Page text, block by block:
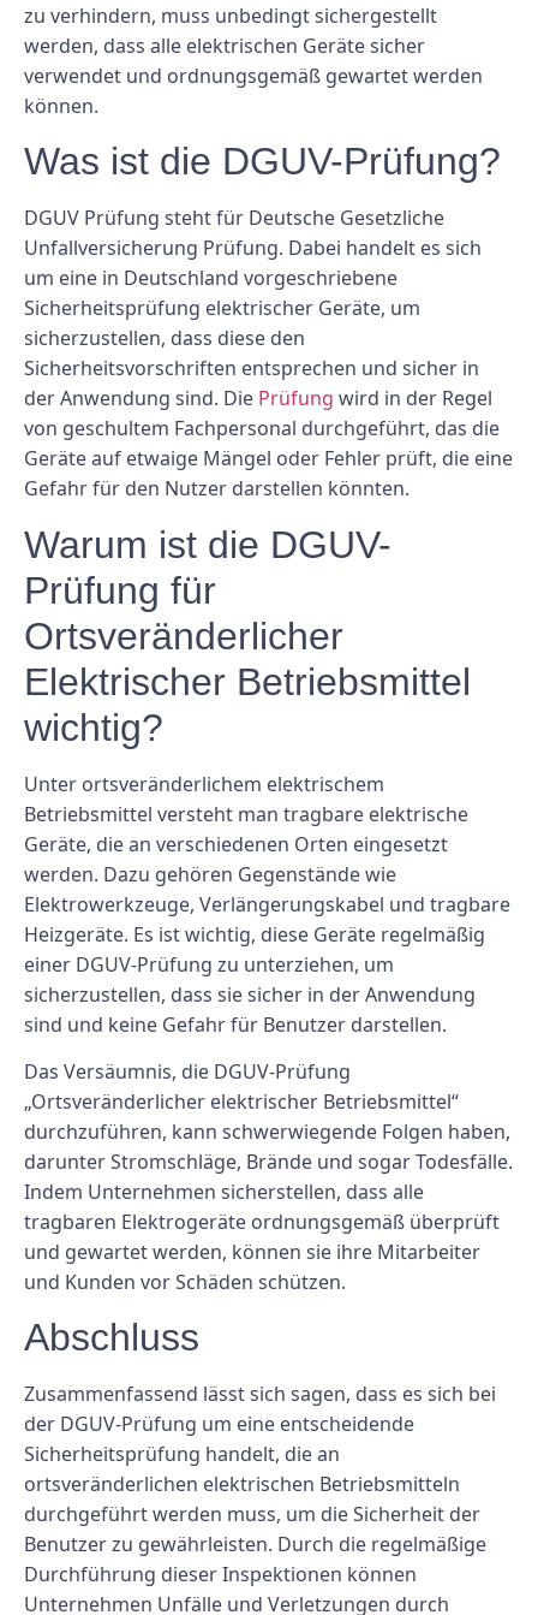
zu verhindern, muss unbedingt sichergestellt
werden, dass alle elektrischen Geräte sicher
verwendet und ordnungsgemäß gewartet werden
können.
Was ist die DGUV-Prüfung?
DGUV Prüfung steht für Deutsche Gesetzliche
Unfallversicherung Prüfung. Dabei handelt es sich
um eine in Deutschland vorgeschriebene
Sicherheitsprüfung elektrischer Geräte, um
sicherzustellen, dass diese den
Sicherheitsvorschriften entsprechen und sicher in
der Anwendung sind. Die Prüfung wird in der Regel
von geschultem Fachpersonal durchgeführt, das die
Geräte auf etwaige Mängel oder Fehler prüft, die eine
Gefahr für den Nutzer darstellen könnten.
Warum ist die DGUV-
Prüfung für
Ortsveränderlicher
Elektrischer Betriebsmittel
wichtig?
Unter ortsveränderlichem elektrischem
Betriebsmittel versteht man tragbare elektrische
Geräte, die an verschiedenen Orten eingesetzt
werden. Dazu gehören Gegenstände wie
Elektrowerkzeuge, Verlängerungskabel und tragbare
Heizgeräte. Es ist wichtig, diese Geräte regelmäßig
einer DGUV-Prüfung zu unterziehen, um
sicherzustellen, dass sie sicher in der Anwendung
sind und keine Gefahr für Benutzer darstellen.
Das Versäumnis, die DGUV-Prüfung
„Ortsveränderlicher elektrischer Betriebsmittel“
durchzuführen, kann schwerwiegende Folgen haben,
darunter Stromschläge, Brände und sogar Todesfälle.
Indem Unternehmen sicherstellen, dass alle
tragbaren Elektrogeräte ordnungsgemäß überprüft
und gewartet werden, können sie ihre Mitarbeiter
und Kunden vor Schäden schützen.
Abschluss
Zusammenfassend lässt sich sagen, dass es sich bei
der DGUV-Prüfung um eine entscheidende
Sicherheitsprüfung handelt, die an
ortsveränderlichen elektrischen Betriebsmitteln
durchgeführt werden muss, um die Sicherheit der
Benutzer zu gewährleisten. Durch die regelmäßige
Durchführung dieser Inspektionen können
Unternehmen Unfälle und Verletzungen durch